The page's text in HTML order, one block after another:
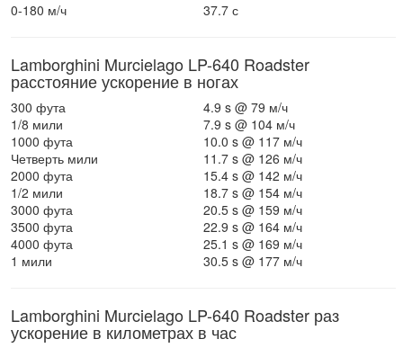
0-180 м/ч
37.7 с
Lamborghini Murcielago LP-640 Roadster
расстояние ускорение в ногах
300 фута
4.9 s @ 79 м/ч
1/8 мили
7.9 s @ 104 м/ч
1000 фута
10.0 s @ 117 м/ч
Четверть мили
11.7 s @ 126 м/ч
2000 фута
15.4 s @ 142 м/ч
1/2 мили
18.7 s @ 154 м/ч
3000 фута
20.5 s @ 159 м/ч
3500 фута
22.9 s @ 164 м/ч
4000 фута
25.1 s @ 169 м/ч
1 мили
30.5 s @ 177 м/ч
Lamborghini Murcielago LP-640 Roadster раз
ускорение в километрах в час